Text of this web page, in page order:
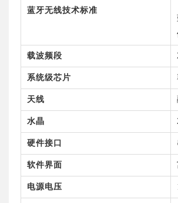
蓝牙无线技术标准
载波频段
系统级芯片
天线
水晶
硬件接口
软件界面
电源电压